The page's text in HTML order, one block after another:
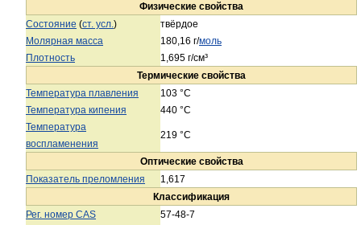
Физические свойства
Состояние (ст. усл. )
твёрдое
Молярная масса
180,16 г/моль
Плотность
1,695 г/см³
Термические свойства
Температура плавления
103 °C
Температура кипения
440 °C
Температура
воспламенения
219 °C
Оптические свойства
Показатель преломления
1,617
Классификация
Рег. номер CAS
57-48-7